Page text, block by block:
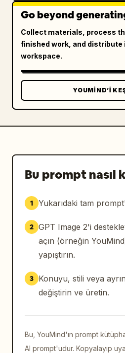
Go beyond
Collect materials, process
finished work, and distribute
workspace.
YOUMIND’I
Bu prompt nasıl
1 Yukarıdaki tam
2 GPT Image 2'i
açın (örneğin
yapıştırın.
3
Konuyu, stili veya
değiştirin ve üretin.
Bu, YouMind'ın prompt
AI prompt'udur. Kopyalayıp